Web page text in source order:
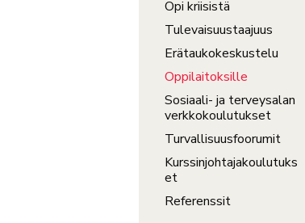
Opi kriisistä
Tulevaisuustaajuus
Erätaukokeskustelu
Oppilaitoksille
Sosiaali- ja terveysalan
verkkokoulutukset
Turvallisuusfoorumit
Kurssinjohtajakoulutuks
et
Referenssit